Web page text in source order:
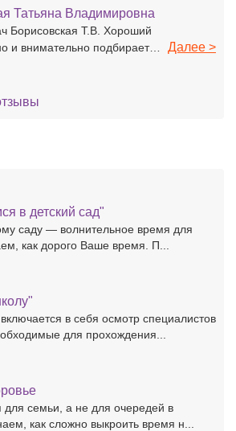
Татьяна Владимировна
Борисовская Т.В. Хороший
и внимательно подбирает…
Далее >
в детский сад"
саду — волнительное время для
как дорого Ваше время. П...
в себя осмотр специалистов
для прохождения...
семьи, а не для очередей в
как сложно выкроить время н...